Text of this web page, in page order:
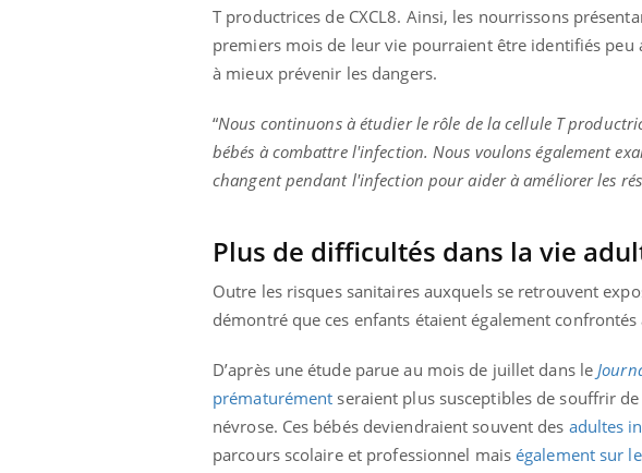
T productrices de CXCL8. Ainsi, les nourrissons
premiers mois de leur vie pourraient être identifiés peu
à mieux prévenir les dangers.
“Nous continuons à étudier le rôle de la cellule T
bébés à combattre l'infection. Nous voulons également
changent pendant l'infection pour aider à améliorer les
Plus de difficultés dans la vie
Outre les risques sanitaires auxquels se retrouvent
démontré que ces enfants étaient également
D’après une étude parue au mois de juillet dans le
prématurément seraient plus susceptibles de souffrir
névrose. Ces bébés deviendraient souvent des adultes
parcours scolaire et professionnel maiségalement sur